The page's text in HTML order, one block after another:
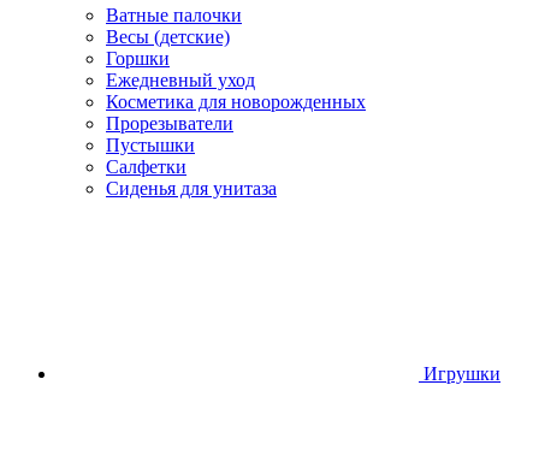
Ватные палочки
Весы (детские)
Горшки
Ежедневный уход
Косметика для новорожденных
Прорезыватели
Пустышки
Салфетки
Сиденья для унитаза
Игрушки